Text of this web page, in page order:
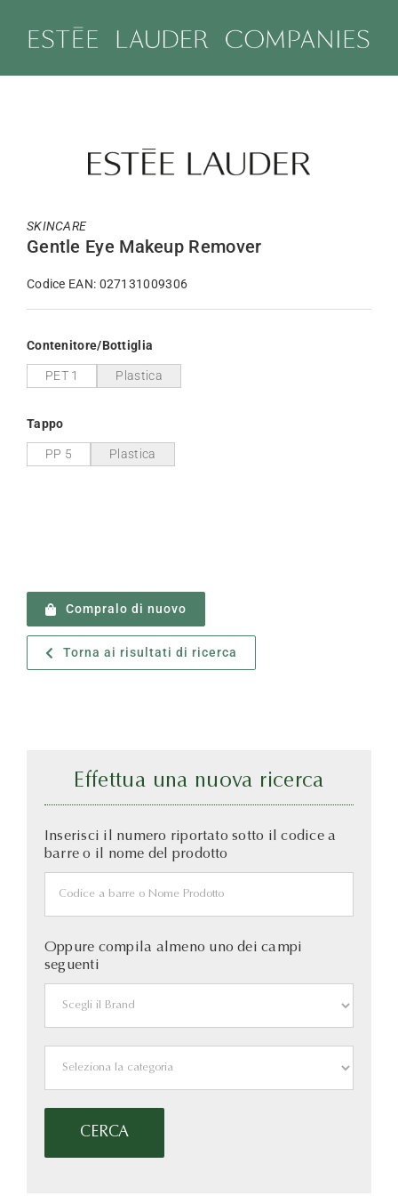
SKINCARE
Gentle Eye Makeup Remover
Codice EAN: 027131009306
Contenitore/Bottiglia
PET 1 Plastica
Tappo
PP 5 Plastica
Compralo di nuovo
Torna ai risultati di ricerca
Effettua una nuova ricerca
Inserisci il numero riportato sotto il codice a
barre o il nome del prodotto
Oppure compila almeno uno dei campi
seguenti